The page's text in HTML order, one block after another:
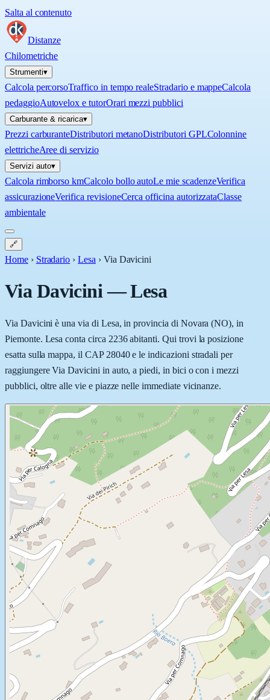
Salta al contenuto
Distanze
Chilometriche
Strumenti▾
Calcola percorsoTraffico in tempo realeStradario e mappeCalcola
pedaggioAutovelox e tutorOrari mezzi pubblici
Carburante & ricarica▾
Prezzi carburanteDistributori metanoDistributori GPLColonnine
elettricheAree di servizio
Servizi auto▾
Calcola rimborso kmCalcolo bollo autoLe mie scadenzeVerifica
assicurazioneVerifica revisioneCerca officina autorizzataClasse
ambientale
🔗
Home › Stradario › Lesa › Via Davicini
Via Davicini—Lesa
Via Davicini è una via di Lesa, in provincia di Novara (NO), in
Piemonte. Lesa conta circa 2236 abitanti. Qui trovi la posizione
esatta sulla mappa, il CAP 28040 e le indicazioni stradali per
raggiungere Via Davicini in auto, a piedi, in bici o con i mezzi
pubblici, oltre alle vie e piazze nelle immediate vicinanze.